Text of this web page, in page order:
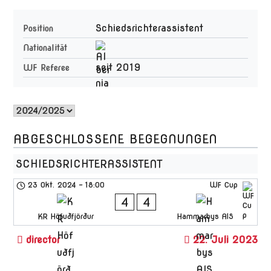
Position Schiedsrichterassistent
Nationalität
WF Referee seit 2019
ABGESCHLOSSENE BEGEGNUNGEN
SCHIEDSRICHTERASSISTENT
WF Cup
23 Okt. 2024 - 18:00
KR Höfuðfjörður
4 4
Hammarbys AIS
22. Juli 2023